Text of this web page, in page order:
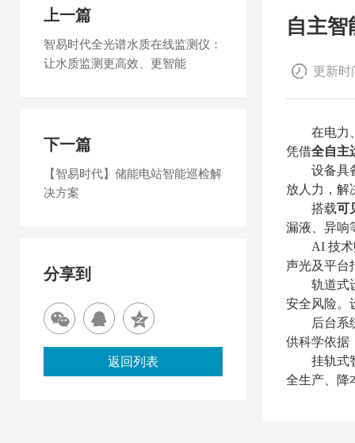
自主
更新时
在电力
凭借全自主
设备具
放人力，解
搭载可
漏液、异响
AI 技
声光及平台
轨道式
安全风险。
后台系
供科学依据
挂轨式
全生产、降
上一篇
智易时代全光谱水质在线监测仪：
让水质监测更高效、更智能
下一篇
【智易时代】储能电站智能巡检解
决方案
分享到
返回列表